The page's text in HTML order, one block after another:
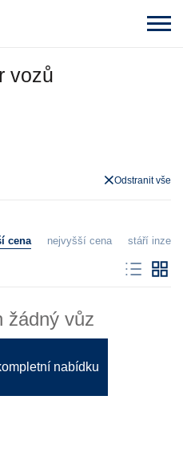
vozů
Odstranit vše
cena nejvyšší cena stáří
žádný vůz
nabídku